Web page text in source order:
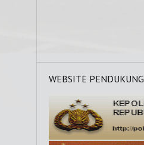
WEBSITE PENDUKUNG